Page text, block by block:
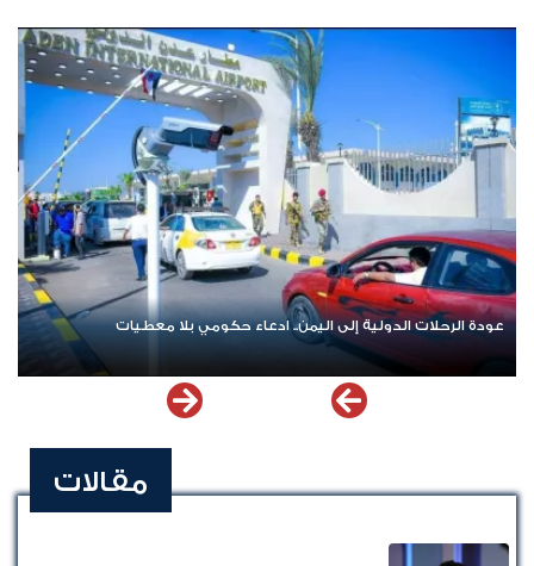
عودة الرحلات الدولية إلى اليمن.. ادعاء حكومي بلا معطيات
مقالات